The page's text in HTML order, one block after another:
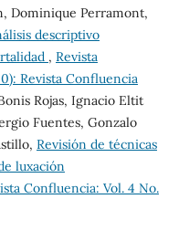
Dominique Perramont,
descriptivo
, Revista
Revista Confluencia
Rojas, Ignacio Eltit
Fuentes, Gonzalo
Revisión de técnicas
luxación
Confluencia: Vol. 4 No.